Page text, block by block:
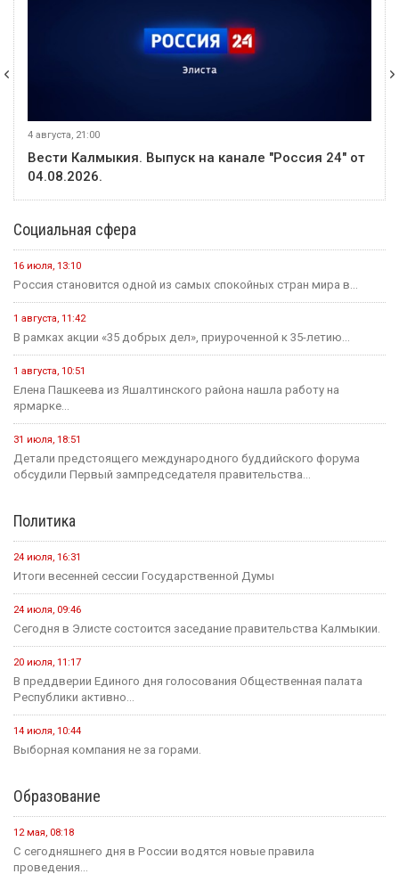
4 августа, 21:00
Вести Калмыкия. Выпуск на канале "Россия 24" от
04.08.2026.
Социальная сфера
16 июля, 13:10
Россия становится одной из самых спокойных стран мира в...
1 августа, 11:42
В рамках акции «35 добрых дел», приуроченной к 35-летию...
1 августа, 10:51
Елена Пашкеева из Яшалтинского района нашла работу на
ярмарке...
31 июля, 18:51
Детали предстоящего международного буддийского форума
обсудили Первый зампредседателя правительства...
Политика
24 июля, 16:31
Итоги весенней сессии Государственной Думы
24 июля, 09:46
Сегодня в Элисте состоится заседание правительства Калмыкии.
20 июля, 11:17
В преддверии Единого дня голосования Общественная палата
Республики активно...
14 июля, 10:44
Выборная компания не за горами.
Образование
12 мая, 08:18
С сегодняшнего дня в России водятся новые правила
проведения...